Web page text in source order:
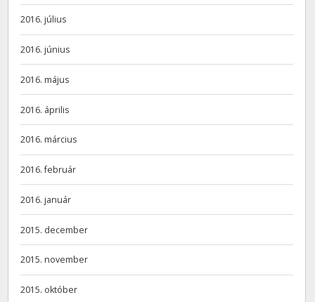
2016. július
2016. június
2016. május
2016. április
2016. március
2016. február
2016. január
2015. december
2015. november
2015. október